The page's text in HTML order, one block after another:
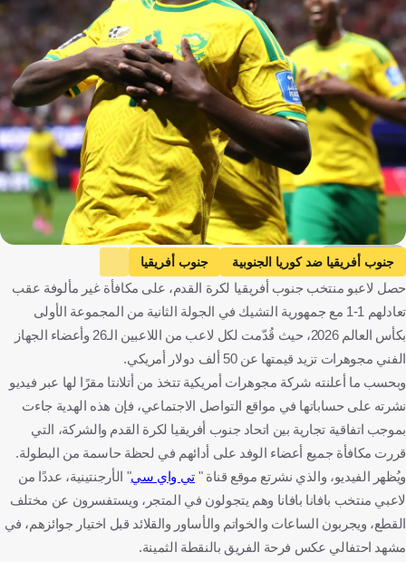
Getty Images
جنوب أفريقيا ضد كوريا الجنوبية
جنوب أفريقيا
كوريا الجنوبية
كأس العالم
تشيكيا ضد جنوب أفريقيا
تشيكيا
جنوب أفريقيا كوريا الجنوبية المكسيك
التشيك
الولايات المتحدة
حصل لاعبو منتخب جنوب أفريقيا لكرة القدم، على مكافأة غير مألوفة عقب
تعادلهم 1-1 مع جمهورية التشيك في الجولة الثانية من المجموعة الأولى
بكأس العالم 2026، حيث قُدّمت لكل لاعب من اللاعبين الـ26 وأعضاء الجهاز
الفني مجوهرات تزيد قيمتها عن 50 ألف دولار أمريكي.
وبحسب ما أعلنته شركة مجوهرات أمريكية تتخذ من أتلانتا مقرًا لها عبر فيديو
نشرته على حساباتها في مواقع التواصل الاجتماعي، فإن هذه الهدية جاءت
بموجب اتفاقية تجارية بين اتحاد جنوب أفريقيا لكرة القدم والشركة، التي
قررت مكافأة جميع أعضاء الوفد على أدائهم في لحظة حاسمة من البطولة.
ويُظهر الفيديو، والذي نشرتع موقع قناة " تي واي سي" الأرجنتينية، عددًا من
لاعبي منتخب بافانا بافانا وهم يتجولون في المتجر، ويستفسرون عن مختلف
القطع، ويجربون الساعات والخواتم والأساور والقلائد قبل اختيار جوائزهم، في
مشهد احتفالي عكس فرحة الفريق بالنقطة الثمينة.